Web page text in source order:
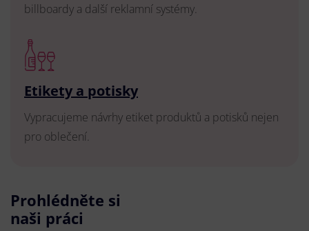
billboardy a další reklamní systémy.
Etikety a potisky
Vypracujeme návrhy etiket produktů a potisků nejen
pro oblečení.
Prohlédněte si
naši práci